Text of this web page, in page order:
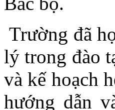
Trường đã
lý trong đào
và kế hoạch
hướng dẫn